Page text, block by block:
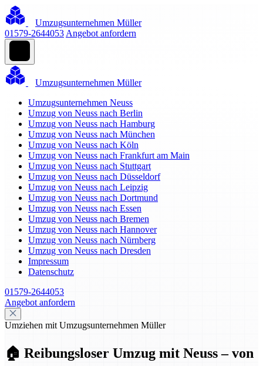
Umzugsunternehmen Müller
01579-2644053 Angebot anfordern
Umzugsunternehmen Müller
Umzugsunternehmen Neuss
Umzug von Neuss nach Berlin
Umzug von Neuss nach Hamburg
Umzug von Neuss nach München
Umzug von Neuss nach Köln
Umzug von Neuss nach Frankfurt am Main
Umzug von Neuss nach Stuttgart
Umzug von Neuss nach Düsseldorf
Umzug von Neuss nach Leipzig
Umzug von Neuss nach Dortmund
Umzug von Neuss nach Essen
Umzug von Neuss nach Bremen
Umzug von Neuss nach Hannover
Umzug von Neuss nach Nürnberg
Umzug von Neuss nach Dresden
Impressum
Datenschutz
01579-2644053
Angebot anfordern
Umziehen mit Umzugsunternehmen Müller
🏠 Reibungsloser Umzug mit Neuss – von